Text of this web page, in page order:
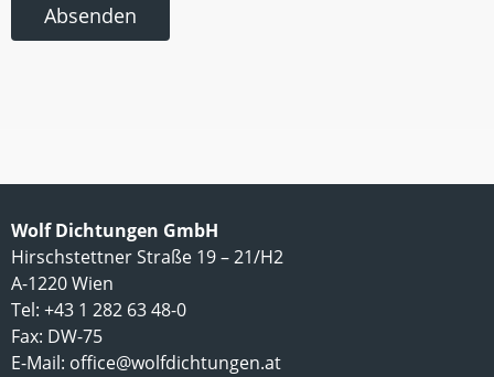
Absenden
Wolf Dichtungen GmbH
Hirschstettner Straße 19 – 21/H2
A-1220 Wien
Tel: +43 1 282 63 48-0
Fax: DW-75
E-Mail: office@wolfdichtungen.at